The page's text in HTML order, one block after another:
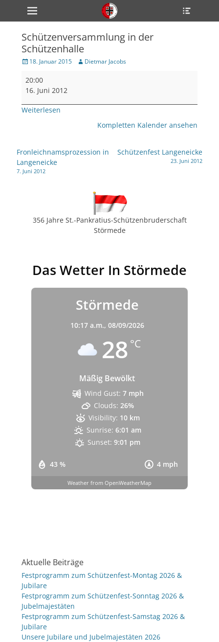
zum
Inhalt
Primärmenü
Schützenversammlung in der
Schützenhalle
Veröffentlicht
18. Januar 2015 Author
Dietmar Jacobs
Schützenversammlung
in
der
Schützenhalle
20:00
16. Juni 2012
Weiterlesen
Kompletten Kalender ansehen
Beitragsnavigation
Fronleichnamsprozession in
Langeneicke
7. Juni 2012
Schützenfest Langeneicke
23. Juni 2012
356 Jahre St.-Pankratius-Schützenbruderschaft
Störmede
Das Wetter In Störmede
Störmede
10:17 a.m., 08/09/2026
28 °C
Mäßig Bewölkt
43 % 4 mph
Wind Gust: 7 mph
Clouds: 26%
Visibility: 10 km
Sunrise: 6:01 am
Sunset: 9:01 pm
Weather from OpenWeatherMap
Aktuelle Beiträge
Festprogramm zum Schützenfest-Montag 2026 &
Jubilare
Festprogramm zum Schützenfest-Sonntag 2026 &
Jubelmajestäten
Festprogramm zum Schützenfest-Samstag 2026 &
Jubilare
Unsere Jubilare und Jubelmajestäten 2026